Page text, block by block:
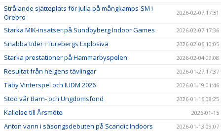
Strålande sjätteplats för Julia på mångkamps-SM i
Örebro
2026-02-07 17:51
Starka MIK-insatser på Sundbyberg Indoor Games 2026-02-07 17:36
Snabba tider i Turebergs Explosiva 2026-02-06 10:05
Starka prestationer på Hammarbyspelen 2026-02-04 09:08
Resultat från helgens tävlingar 2026-01-27 17:37
Täby Vinterspel och IUDM 2026 2026-01-19 01:46
Stöd vår Barn- och Ungdomsfond 2026-01-16 08:25
Kallelse till Årsmöte 2026-01-15
Anton vann i säsongsdebuten på Scandic Indoors 2026-01-13 09:07